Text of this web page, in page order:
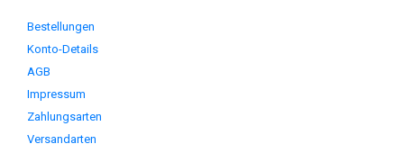
Bestellungen
Konto-Details
AGB
Impressum
Zahlungsarten
Versandarten